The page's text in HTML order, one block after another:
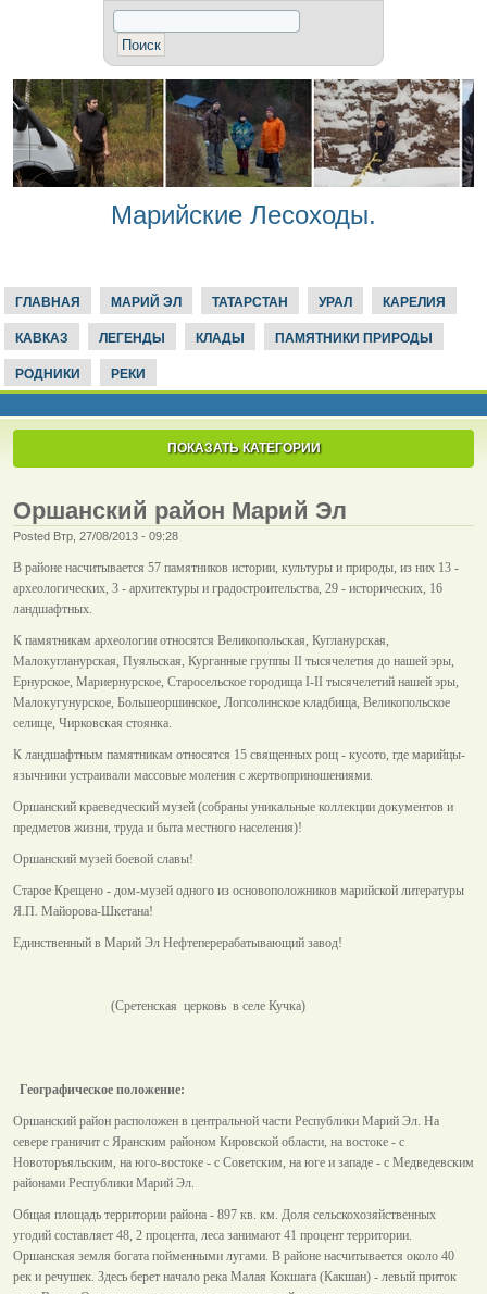
Марийские Лесоходы.
ГЛАВНАЯ МАРИЙ ЭЛ ТАТАРСТАН УРАЛ КАРЕЛИЯ
КАВКАЗ ЛЕГЕНДЫ КЛАДЫ ПАМЯТНИКИ ПРИРОДЫ
РОДНИКИ РЕКИ
ПОКАЗАТЬ КАТЕГОРИИ
Оршанский район Марий Эл
Posted Втр, 27/08/2013 - 09:28
В районе насчитывается 57 памятников истории, культуры и природы, из них 13 -
археологических, 3 - архитектуры и градостроительства, 29 - исторических, 16
ландшафтных.
К памятникам археологии относятся Великопольская, Кугланурская,
Малокугланурская, Пуяльская, Курганные группы II тысячелетия до нашей эры,
Ернурское, Мариернурское, Старосельское городища I-II тысячелетий нашей эры,
Малокугунурское, Большеоршинское, Лопсолинское кладбища, Великопольское
селище, Чирковская стоянка.
К ландшафтным памятникам относятся 15 священных рощ - кусото, где марийцы-
язычники устраивали массовые моления с жертвоприношениями.
Оршанский краеведческий музей (собраны уникальные коллекции документов и
предметов жизни, труда и быта местного населения)!
Оршанский музей боевой славы!
Старое Крещено - дом-музей одного из основоположников марийской литературы
Я.П. Майорова-Шкетана!
Единственный в Марий Эл Нефтеперерабатывающий завод!
(Сретенская церковь в селе Кучка)
Географическое положение:
Оршанский район расположен в центральной части Республики Марий Эл. На
севере граничит с Яранским районом Кировской области, на востоке - с
Новоторъяльским, на юго-востоке - с Советским, на юге и западе - с Медведевским
районами Республики Марий Эл.
Общая площадь территории района - 897 кв. км. Доля сельскохозяйственных
угодий составляет 48, 2 процента, леса занимают 41 процент территории.
Оршанская земля богата пойменными лугами. В районе насчитывается около 40
рек и речушек. Здесь берет начало река Малая Кокшага (Какшан) - левый приток